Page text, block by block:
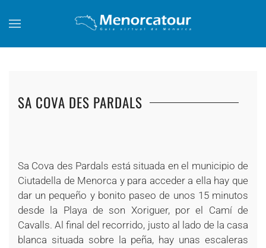
Skip to main content
SA COVA DES PARDALS
Sa Cova des Pardals está situada en el municipio de
Ciutadella de Menorca y para acceder a ella hay que
dar un pequeño y bonito paseo de unos 15 minutos
desde la Playa de son Xoriguer, por el Camí de
Cavalls. Al final del recorrido, justo al lado de la casa
blanca situada sobre la peña, hay unas escaleras